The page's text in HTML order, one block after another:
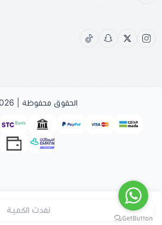
نفدت الكمية
الحقوق محفوظة | 2026